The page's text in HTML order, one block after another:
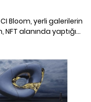
Bloom, yerli galerilerin
alanında yaptığı
The New State
Hande Şekerciler'den